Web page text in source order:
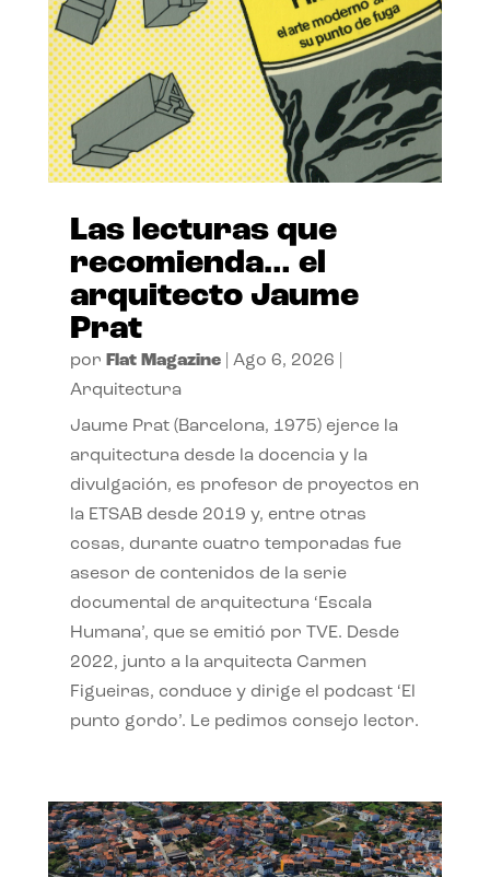
Las lecturas que
recomienda… el
arquitecto Jaume
Prat
por Flat Magazine| Ago 6, 2026
Arquitectura
Jaume Prat (Barcelona, 1975) ejerce la
arquitectura desde la docencia y la
divulgación, es profesor de proyectos en
la ETSAB desde 2019 y, entre otras
cosas, durante cuatro temporadas fue
asesor de contenidos de la serie
documental de arquitectura ‘Escala
Humana’, que se emitió por TVE. Desde
2022, junto a la arquitecta Carmen
Figueiras, conduce y dirige el podcast ‘El
punto gordo’. Le pedimos consejo lector.